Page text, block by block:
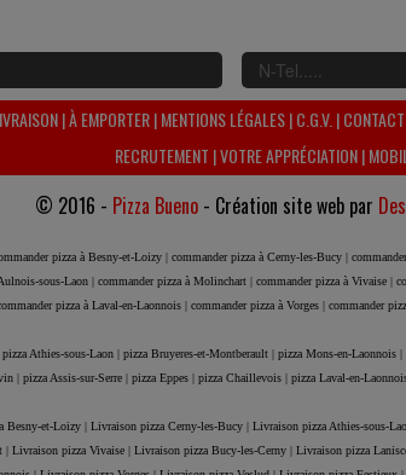
|À EMPORTER|MENTIONS LÉGALES|C.G.V. |CONTACT
RECRUTEMENT |VOTRE APPRÉCIATION|
© 2016 - Pizza Bueno - Création site web par
pizza à Besny-et-Loizy | commander pizza à Cerny-les-Bucy |
sous-Laon | commander pizza à Molinchart | commander pizza à Vivaise |
pizza à Laval-en-Laonnois | commander pizza à Vorges | commander
pizza Athies-sous-Laon | pizza Bruyeres-et-Montberault | pizza Mons-en-Laonnois |
| pizza Assis-sur-Serre | pizza Eppes | pizza Chaillevois | pizza Laval-en-
Besny-et-Loizy | Livraison pizza Cerny-les-Bucy | Livraison pizza Athies-sous-
| Livraison pizza Vivaise | Livraison pizza Bucy-les-Cerny | Livraison pizza